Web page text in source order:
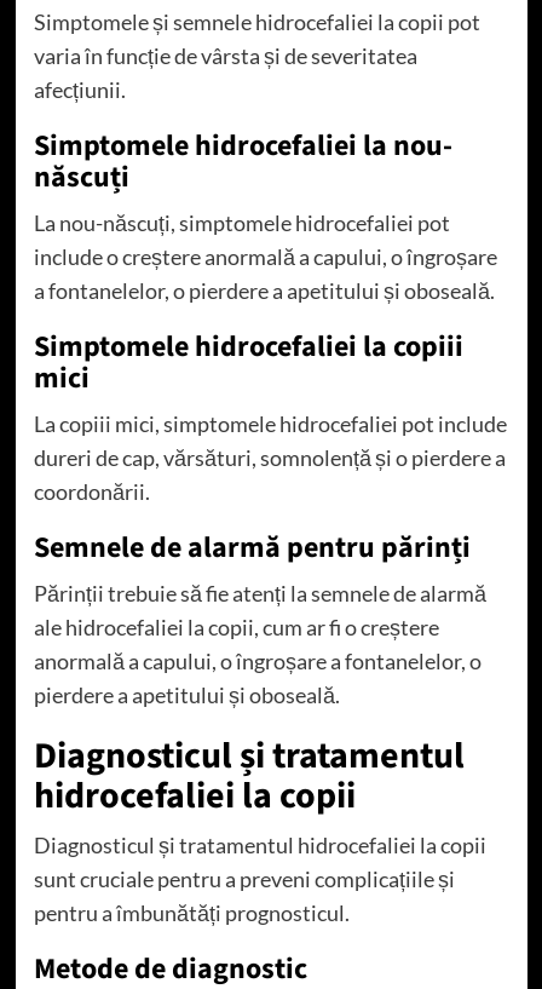
Simptomele și semnele hidrocefaliei la copii pot
varia în funcție de vârsta și de severitatea
afecțiunii.
Simptomele hidrocefaliei la nou-
născuți
La nou-născuți, simptomele hidrocefaliei pot
include o creștere anormală a capului, o îngroșare
a fontanelelor, o pierdere a apetitului și oboseală.
Simptomele hidrocefaliei la copiii
mici
La copiii mici, simptomele hidrocefaliei pot include
dureri de cap, vărsături, somnolență și o pierdere a
coordonării.
Semnele de alarmă pentru părinți
Părinții trebuie să fie atenți la semnele de alarmă
ale hidrocefaliei la copii, cum ar fi o creștere
anormală a capului, o îngroșare a fontanelelor, o
pierdere a apetitului și oboseală.
Diagnosticul și tratamentul
hidrocefaliei la copii
Diagnosticul și tratamentul hidrocefaliei la copii
sunt cruciale pentru a preveni complicațiile și
pentru a îmbunătăți prognosticul.
Metode de diagnostic